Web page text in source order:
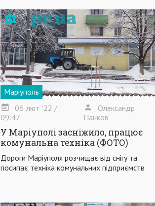
Маріуполь
06 лют '22 /
09:47
Олександр
Панков
У Маріуполі засніжило, працює
комунальна техніка (ФОТО)
Дороги Маріуполя розчищає від снігу та
посипає техніка комунальних підприємств